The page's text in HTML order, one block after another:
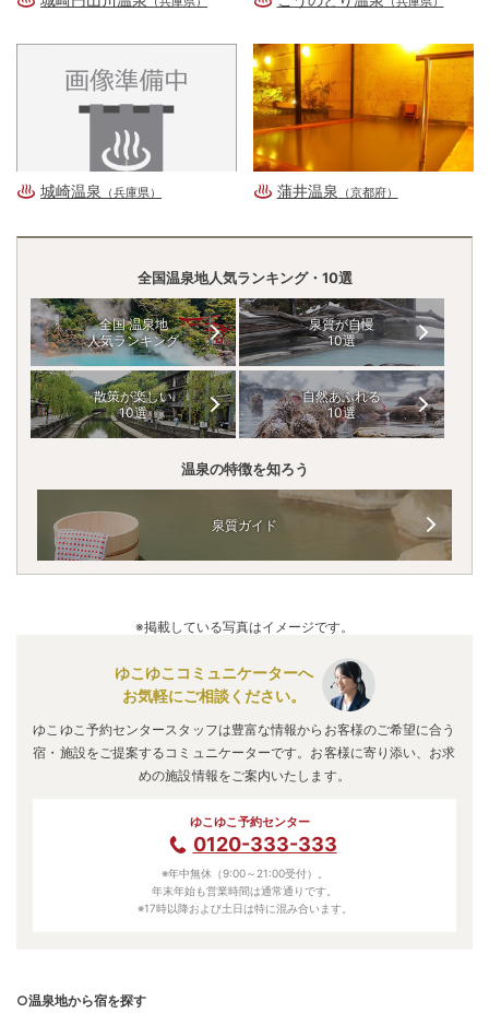
城崎温泉 （兵庫県） 蒲井温泉 （京都府）
全国温泉地人気ランキング・10選
全国 温泉地
人気ランキング
泉質が自慢
10選
散策が楽しい
10選
自然あふれる
10選
温泉の特徴を知ろう
泉質ガイド
※掲載している写真はイメージです。
ゆこゆこコミュニケーターへ
お気軽にご相談ください。
ゆこゆこ予約センタースタッフは豊富な情報からお客様のご希望に合う
宿・施設をご提案するコミュニケーターです。お客様に寄り添い、お求
めの施設情報をご案内いたします。
ゆこゆこ予約センター
0120-333-333
※年中無休（9:00～21:00受付）。
年末年始も営業時間は通常通りです。
※17時以降および土日は特に混み合います。
○温泉地から宿を探す